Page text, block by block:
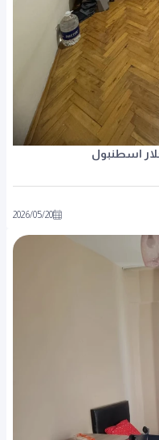
اسطنبول
2026/05/20